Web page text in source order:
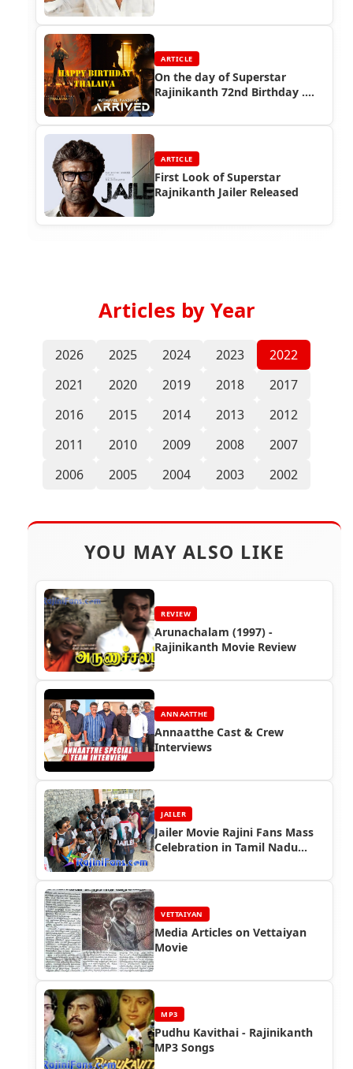
ARTICLE
On the day of Superstar
Rajinikanth 72nd Birthday ....
ARTICLE
First Look of Superstar
Rajnikanth Jailer Released
Articles by Year
2026 2025 2024 2023
2022
2021
2020 2019 2018
2017
2016
2015 2014 2013
2012
2011
2010 2009 2008
2007
2006
2005 2004 2003 2002
YOU MAY ALSO LIKE
REVIEW
Arunachalam (1997) -
Rajinikanth Movie Review
ANNAATTHE
Annaatthe Cast & Crew
Interviews
JAILER
Jailer Movie Rajini Fans Mass
Celebration in Tamil Nadu
VETTAIYAN
Media Articles on Vettaiyan
Movie
MP3
Pudhu Kavithai - Rajinikanth
MP3 Songs